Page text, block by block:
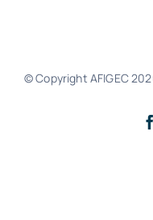
© Copyright AFIGEC